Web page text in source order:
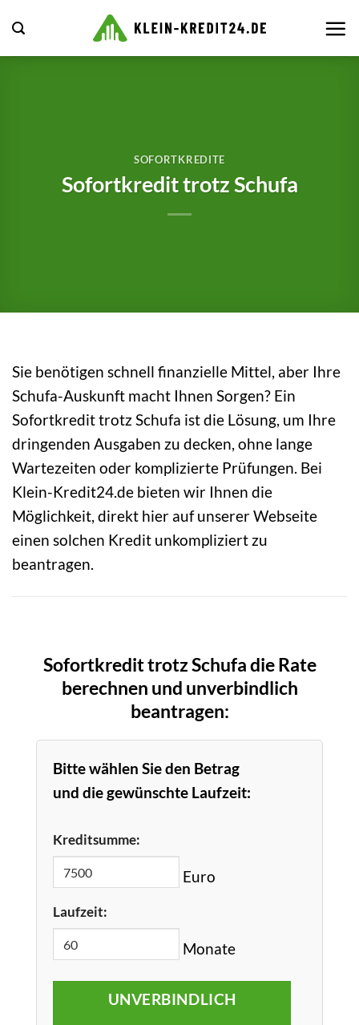
Inhalt
springen
SOFORTKREDITE
Sofortkredit trotz Schufa
Sie benötigen schnell finanzielle Mittel, aber Ihre
Schufa-Auskunft macht Ihnen Sorgen? Ein
Sofortkredit trotz Schufa ist die Lösung, um Ihre
dringenden Ausgaben zu decken, ohne lange
Wartezeiten oder komplizierte Prüfungen. Bei
Klein-Kredit24.de bieten wir Ihnen die
Möglichkeit, direkt hier auf unserer Webseite
einen solchen Kredit unkompliziert zu
beantragen.
Sofortkredit trotz Schufa die Rate
berechnen und unverbindlich
beantragen:
Bitte wählen Sie den Betrag
und die gewünschte Laufzeit:
Kreditsumme:
Euro
Laufzeit:
Monate
UNVERBINDLICH